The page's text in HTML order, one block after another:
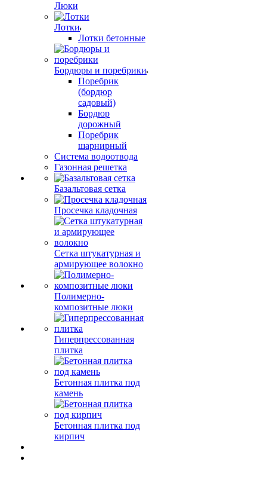
Люки
Лотки
Лотки бетонные
Бордюры и поребрики
Поребрик
(бордюр
садовый)
Бордюр
дорожный
Поребрик
шарнирный
Система водоотвода
Газонная решетка
Базальтовая сетка
Просечка кладочная
Сетка штукатурная и
армирующее волокно
Полимерно-
композитные люки
Гиперпрессованная
плитка
Бетонная плитка под
камень
Бетонная плитка под
кирпич